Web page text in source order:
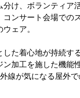
分け、ボランティア
コンサート会場での
ェア。
した着心地が持続す
加工を施した機能
線が気になる屋外